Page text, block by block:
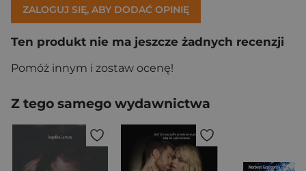
ZALOGUJ SIĘ, ABY DODAĆ OPINIĘ
Ten produkt nie ma jeszcze żadnych recenzji
Pomóż innym i zostaw ocenę!
Z tego samego wydawnictwa